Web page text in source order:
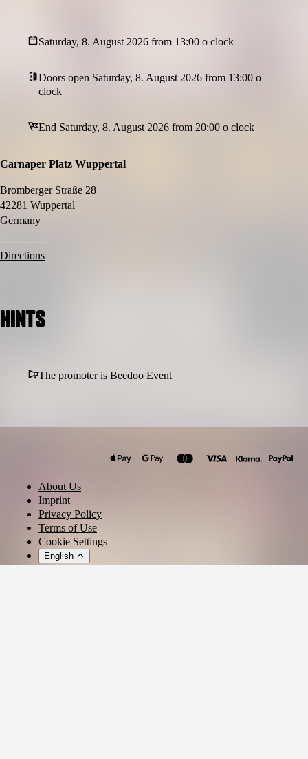
Saturday, 8. August 2026 from 13:00 o clock
Doors open Saturday, 8. August 2026 from 13:00 o
clock
End Saturday, 8. August 2026 from 20:00 o clock
Carnaper Platz Wuppertal
Bromberger Straße 28
42281 Wuppertal
Germany
Directions
Hints
The promoter is Beedoo Event
About Us
Imprint
Privacy Policy
Terms of Use
Cookie Settings
English